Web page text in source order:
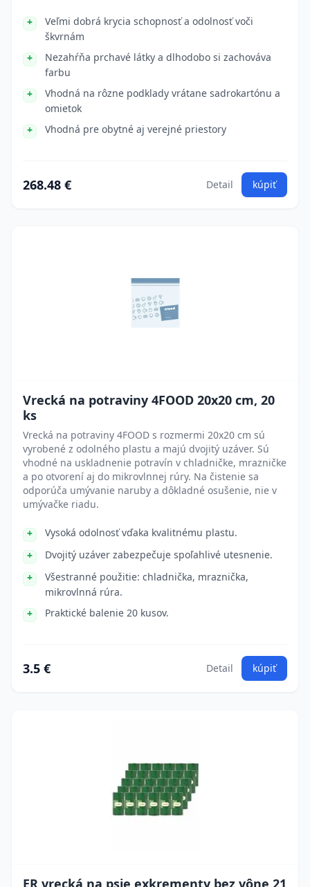
Veľmi dobrá krycia schopnosť a odolnosť voči
škvrnám
Nezahŕňa prchavé látky a dlhodobo si zachováva
farbu
Vhodná na rôzne podklady vrátane sadrokartónu a
omietok
Vhodná pre obytné aj verejné priestory
268.48 € Detail kúpiť
Vrecká na potraviny 4FOOD 20x20 cm, 20
ks
Vrecká na potraviny 4FOOD s rozmermi 20x20 cm sú
vyrobené z odolného plastu a majú dvojitý uzáver. Sú
vhodné na uskladnenie potravín v chladničke, mrazničke
a po otvorení aj do mikrovlnnej rúry. Na čistenie sa
odporúča umývanie naruby a dôkladné osušenie, nie v
umývačke riadu.
Vysoká odolnosť vďaka kvalitnému plastu.
Dvojitý uzáver zabezpečuje spoľahlivé utesnenie.
Všestranné použitie: chladnička, mraznička,
mikrovlnná rúra.
Praktické balenie 20 kusov.
3.5 € Detail kúpiť
ER vrecká na psie exkrementy bez vône 21